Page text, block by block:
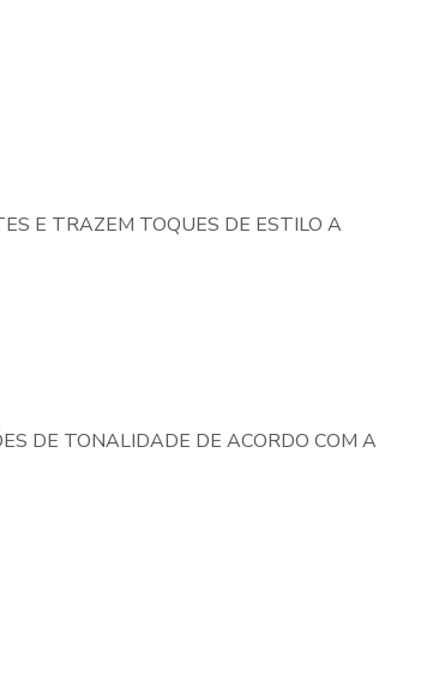
E TRAZEM TOQUES DE ESTILO A
DE TONALIDADE DE ACORDO COM A